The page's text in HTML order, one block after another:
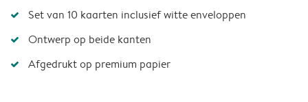
Set van 10 kaarten inclusief witte enveloppen
Ontwerp op beide kanten
Afgedrukt op premium papier